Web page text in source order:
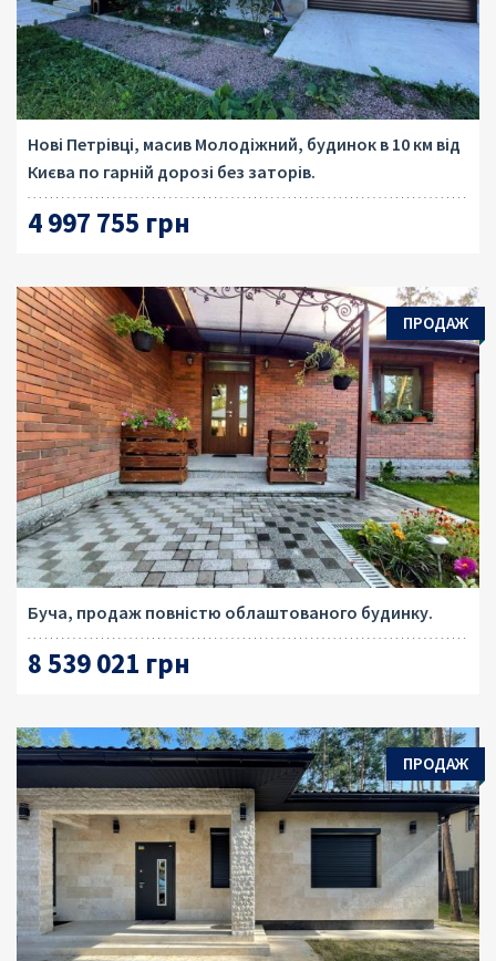
Нові Петрівці, масив Молодіжний, будинок в 10 км від
Києва по гарній дорозі без заторів.
4 997 755 грн
ПРОДАЖ
Буча, продаж повністю облаштованого будинку.
8 539 021 грн
ПРОДАЖ